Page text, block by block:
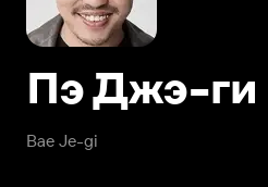
Bae Je-gi
Пэ Джэ-ги